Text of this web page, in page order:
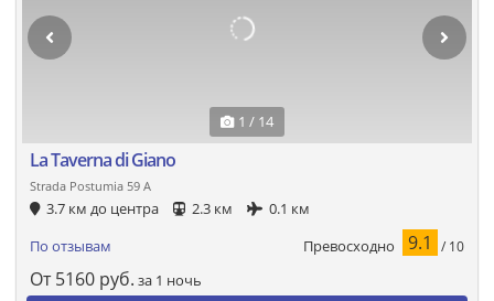
1 / 14
La Taverna di Giano
Strada Postumia 59 A
3.7 км до центра 2.3 км
0.1 км
По отзывам
Превосходно 9.1 / 10
От 5160 руб. за 1 ночь